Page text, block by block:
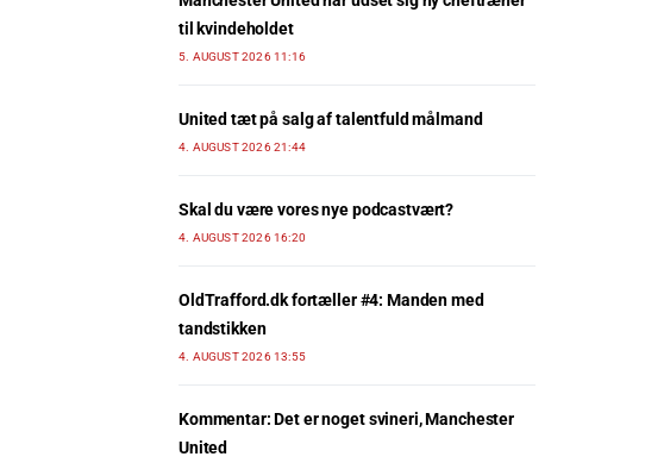
til kvindeholdet
5. AUGUST 2026 11:16
United tæt på salg af talentfuld målmand
4. AUGUST 2026 21:44
Skal du være vores nye podcastvært?
4. AUGUST 2026 16:20
OldTrafford.dk fortæller #4: Manden med
tandstikken
4. AUGUST 2026 13:55
Kommentar: Det er noget svineri, Manchester
United